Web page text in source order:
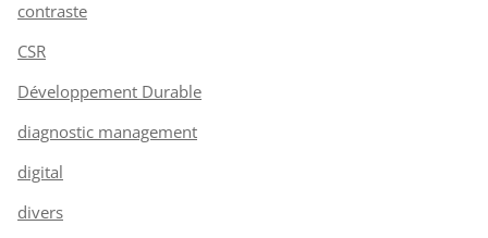
contraste
CSR
Développement Durable
diagnostic management
digital
divers